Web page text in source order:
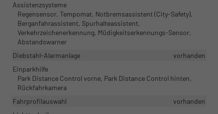
Assistenzsysteme
Regensensor, Tempomat, Notbremsassistent (City-Safety),
Berganfahrassistent, Spurhalteassistent,
Verkehrzeichenerkennung, Müdigkeitserkennungs-Sensor,
Abstandswarner
Diebstahl-Alarmanlage
vorhanden
Einparkhilfe
Park Distance Control vorne, Park Distance Control hinten,
Rückfahrkamera
Fahrprofilauswahl
vorhanden